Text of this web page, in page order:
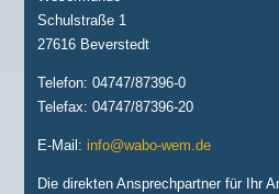
Schulstraße 1
27616 Beverstedt
Telefon: 04747/87396-0
Telefax: 04747/87396-20
E-Mail:info@wabo-wem.de
Die direkten Ansprechpartner für Ihr